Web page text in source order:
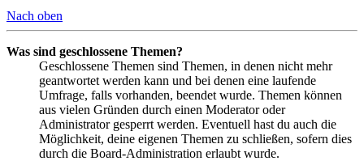
Nach oben
Was sind geschlossene Themen?
Geschlossene Themen sind Themen, in denen nicht mehr
geantwortet werden kann und bei denen eine laufende
Umfrage, falls vorhanden, beendet wurde. Themen können
aus vielen Gründen durch einen Moderator oder
Administrator gesperrt werden. Eventuell hast du auch die
Möglichkeit, deine eigenen Themen zu schließen, sofern dies
durch die Board-Administration erlaubt wurde.